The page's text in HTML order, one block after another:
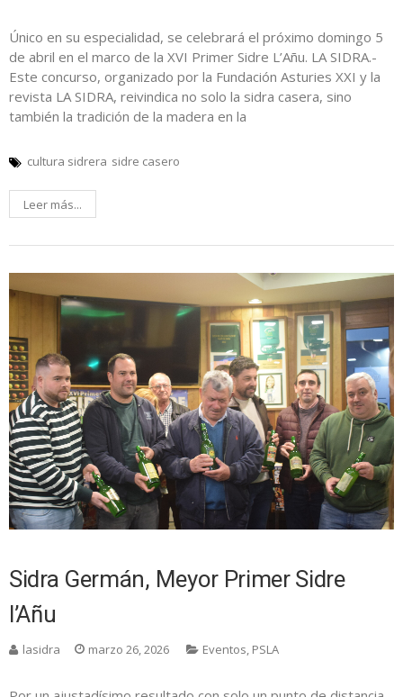
Único en su especialidad, se celebrará el próximo domingo 5
de abril en el marco de la XVI Primer Sidre L’Añu. LA SIDRA.-
Este concurso, organizado por la Fundación Asturies XXI y la
revista LA SIDRA, reivindica no solo la sidra casera, sino
también la tradición de la madera en la
cultura sidrera sidre casero
Leer más...
Sidra Germán, Meyor Primer Sidre
l’Añu
lasidra marzo 26, 2026 Eventos, PSLA